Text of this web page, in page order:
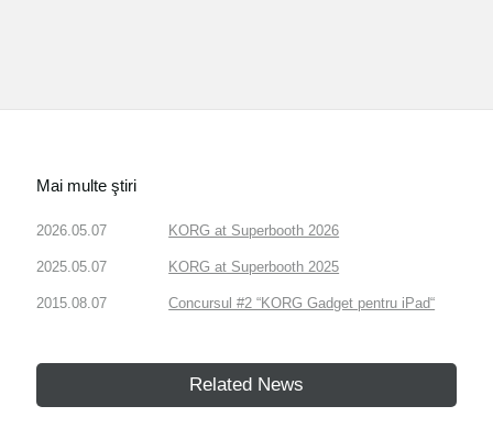
Mai multe ştiri
2026.05.07 KORG at Superbooth 2026
2025.05.07 KORG at Superbooth 2025
2015.08.07 Concursul #2 “KORG Gadget pentru iPad“
Related News